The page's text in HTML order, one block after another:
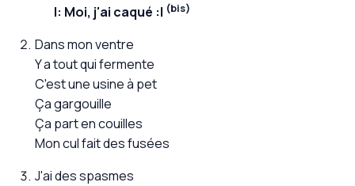
Moi, j'ai caqué (bis)
Dans mon ventre
Y a tout qui fermente
C'est une usine à pet
Ça gargouille
Ça part en couilles
Mon cul fait des fusées
J'ai des spasmes